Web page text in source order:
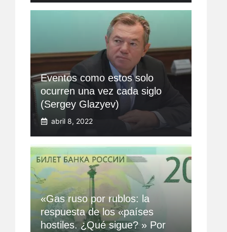
Eventos como estos solo
ocurren una vez cada siglo
(Sergey Glazyev)
abril 8, 2022
«Gas ruso por rublos: la
respuesta de los «países
hostiles. ¿Qué sigue? » Por